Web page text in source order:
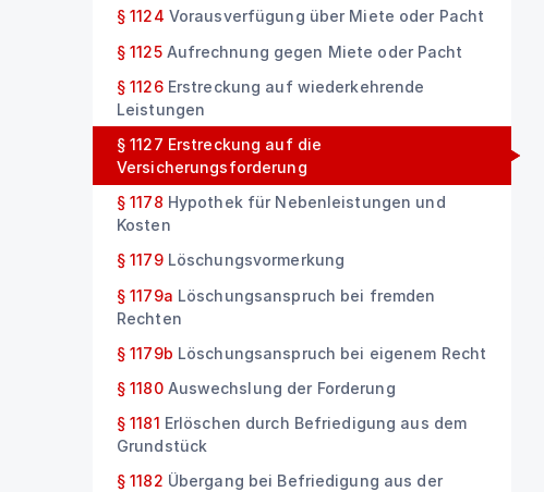
§ 1124 Vorausverfügung über Miete oder Pacht
§ 1125 Aufrechnung gegen Miete oder Pacht
§ 1126 Erstreckung auf wiederkehrende
Leistungen
§ 1127 Erstreckung auf die
Versicherungsforderung
§ 1178 Hypothek für Nebenleistungen und
Kosten
§ 1179 Löschungsvormerkung
§ 1179a Löschungsanspruch bei fremden
Rechten
§ 1179b Löschungsanspruch bei eigenem Recht
§ 1180 Auswechslung der Forderung
§ 1181 Erlöschen durch Befriedigung aus dem
Grundstück
§ 1182 Übergang bei Befriedigung aus der